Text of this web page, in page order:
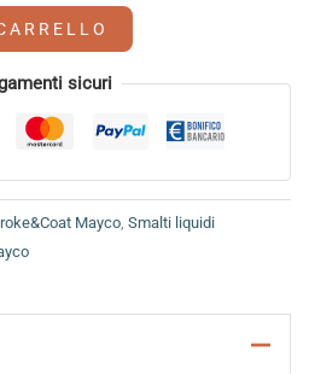
sicuri
Mayco Smalti liquidi